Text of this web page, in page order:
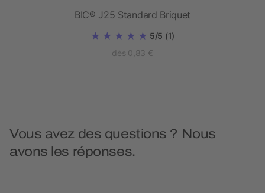
BIC® J25 Standard Briquet
5/5 (1)
dès 0,83 €
Vous avez des questions ? Nous
avons les réponses.